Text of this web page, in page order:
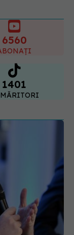
vs
în cancerul
Bogdan
diferența și
6560
1401